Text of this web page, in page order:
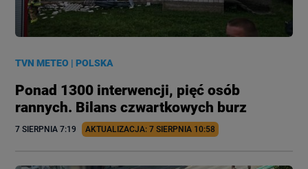
TVN METEO |POLSKA
Ponad 1300 interwencji, pięć osób
rannych. Bilans czwartkowych burz
7 SIERPNIA 7:19 AKTUALIZACJA: 7 SIERPNIA 10:58